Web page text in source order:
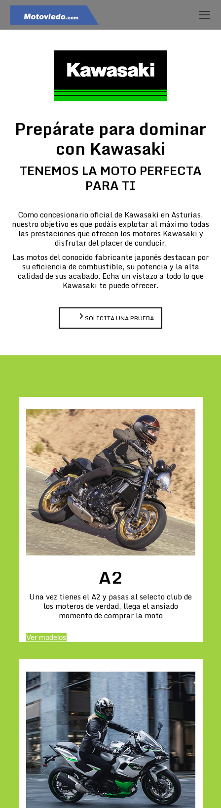
Prepárate para dominar
con Kawasaki
TENEMOS LA MOTO PERFECTA
PARA TI
Como concesionario oficial de Kawasaki en Asturias,
nuestro objetivo es que podáis explotar al máximo todas
las prestaciones que ofrecen los motores Kawasaki y
disfrutar del placer de conducir.
Las motos del conocido fabricante japonés destacan por
su eficiencia de combustible, su potencia y la alta
calidad de sus acabado. Echa un vistazo a todo lo que
Kawasaki te puede ofrecer.
SOLICITA UNA PRUEBA
A2
Una vez tienes el A2 y pasas al selecto club de
los moteros de verdad, llega el ansiado
momento de comprar la moto
Ver modelos